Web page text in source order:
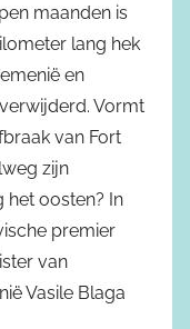
maanden is
lang hek
en
Vormt
van Fort
zijn
het oosten? In
premier
van
Vasile Blaga